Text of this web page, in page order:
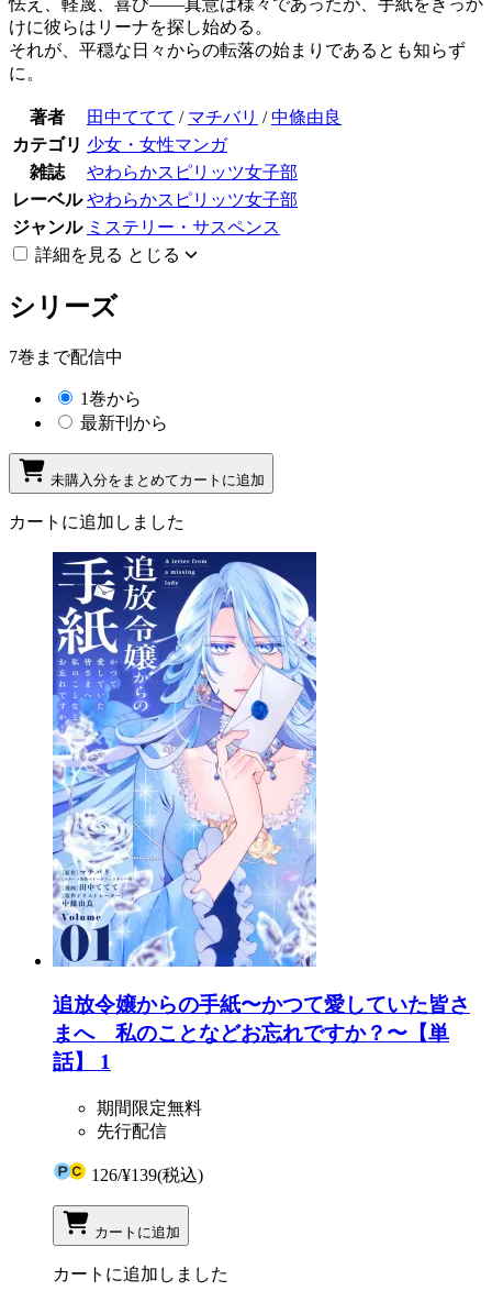
けに彼らはリーナを探し始める。
それが、平穏な日々からの転落の始まりであるとも知らず
に。
著者 田中ててて / マチバリ /中條由良
カテゴリ 少女・女性マンガ
雑誌
やわらかスピリッツ女子部
レーベル やわらかスピリッツ女子部
ジャンル ミステリー・サスペンス
詳細を見る とじる
シリーズ
7巻まで配信中
1巻から
最新刊から
未購入分をまとめてカートに追加
カートに追加しました
追放令嬢からの手紙〜かつて愛していた皆さ
まへ 私のことなどお忘れですか？〜【単
話】 1
期間限定無料
先行配信
126/¥139(税込)
カートに追加
カートに追加しました